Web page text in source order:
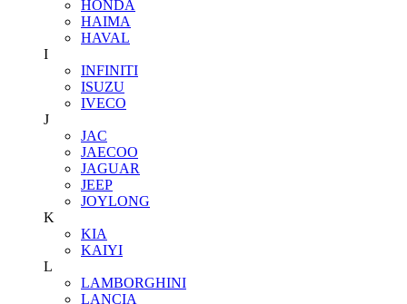
HONDA
HAIMA
HAVAL
I
INFINITI
ISUZU
IVECO
J
JAC
JAECOO
JAGUAR
JEEP
JOYLONG
K
KIA
KAIYI
L
LAMBORGHINI
LANCIA